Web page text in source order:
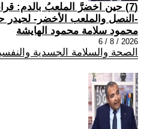
(7) حين اخضرَّ الملعبُ بالدم:
-النصل والملعب الأخضر-
محمود سلامة محمود الهايشة
2026 / 8 / 6
الصحة والسلامة الجسدية